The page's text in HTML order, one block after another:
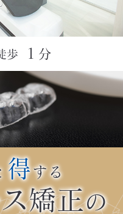
歩 １ 分
得する
矯正の